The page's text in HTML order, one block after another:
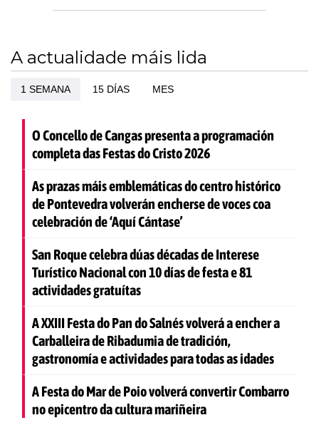
A actualidade máis lida
1 SEMANA 15 DÍAS MES
O Concello de Cangas presenta a programación
completa das Festas do Cristo 2026
As prazas máis emblemáticas do centro histórico
de Pontevedra volverán encherse de voces coa
celebración de ‘Aquí Cántase’
San Roque celebra dúas décadas de Interese
Turístico Nacional con 10 días de festa e 81
actividades gratuítas
A XXIII Festa do Pan do Salnés volverá a encher a
Carballeira de Ribadumia de tradición,
gastronomía e actividades para todas as idades
A Festa do Mar de Poio volverá convertir Combarro
no epicentro da cultura mariñeira